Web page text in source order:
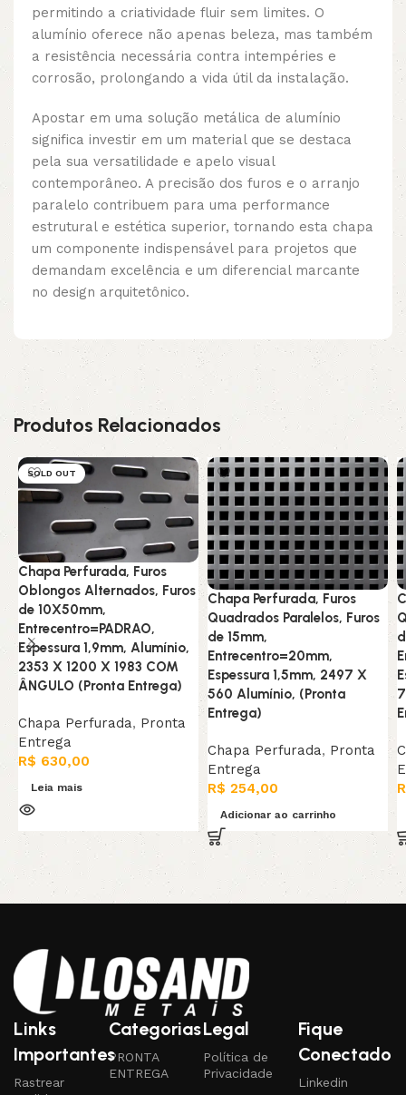
permitindo a criatividade fluir sem limites. O
alumínio oferece não apenas beleza, mas também
a resistência necessária contra intempéries e
corrosão, prolongando a vida útil da instalação.
Apostar em uma solução metálica de alumínio
significa investir em um material que se destaca
pela sua versatilidade e apelo visual
contemporâneo. A precisão dos furos e o arranjo
paralelo contribuem para uma performance
estrutural e estética superior, tornando esta chapa
um componente indispensável para projetos que
demandam excelência e um diferencial marcante
no design arquitetônico.
Produtos Relacionados
SOLD OUT
Chapa Perfurada, Furos
Oblongos Alternados, Furos
de 10X50mm,
Entrecentro=PADRAO,
Espessura 1,9mm, Alumínio,
2353 X 1200 X 1983 COM
ÂNGULO (Pronta Entrega)
Chapa Perfurada, Pronta
Entrega
R$ 630,00
Leia mais
Chapa Perfurada, Furos
Quadrados Paralelos, Furos
de 15mm,
Entrecentro=20mm,
Espessura 1,5mm, 2497 X
560 Alumínio, (Pronta
Entrega)
Chapa Perfurada, Pronta
Entrega
R$ 254,00
Adicionar ao carrinho
Links
Importantes
Rastrear
Categorias
PRONTA
ENTREGA
Legal
Política de
Privacidade
Fique
Conectado
Linkedin